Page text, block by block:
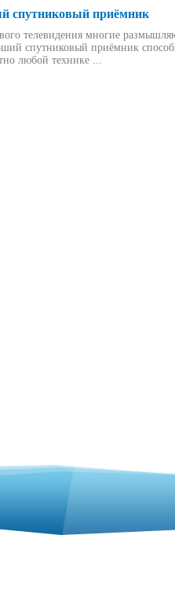
спутниковый приёмник
телевидения многие
спутниковый приёмник
любой технике ...